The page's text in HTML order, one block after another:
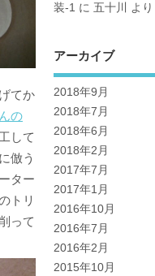
てか
の
して
倣う
ター
トリ
って
装-1 に 五十川 より
アーカイブ
2018年9月
2018年7月
2018年6月
2018年2月
2017年7月
2017年1月
2016年10月
2016年7月
2016年2月
2015年10月